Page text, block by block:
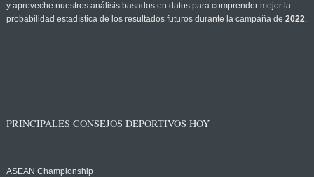
y aproveche nuestros análisis basados en datos para comprender mejor la
probabilidad estadística de los resultados futuros durante la campaña de 2022.
PRINCIPALES CONSEJOS DEPORTIVOS HOY
ASEAN Championship